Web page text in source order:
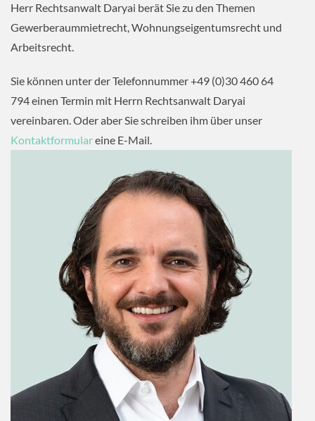
Herr Rechtsanwalt Daryai berät Sie zu den Themen
Gewerberaummietrecht, Wohnungseigentumsrecht und
Arbeitsrecht.
Sie können unter der Telefonnummer +49 (0)30 460 64
794 einen Termin mit Herrn Rechtsanwalt Daryai
vereinbaren. Oder aber Sie schreiben ihm über unser
Kontaktformulareine E-Mail.